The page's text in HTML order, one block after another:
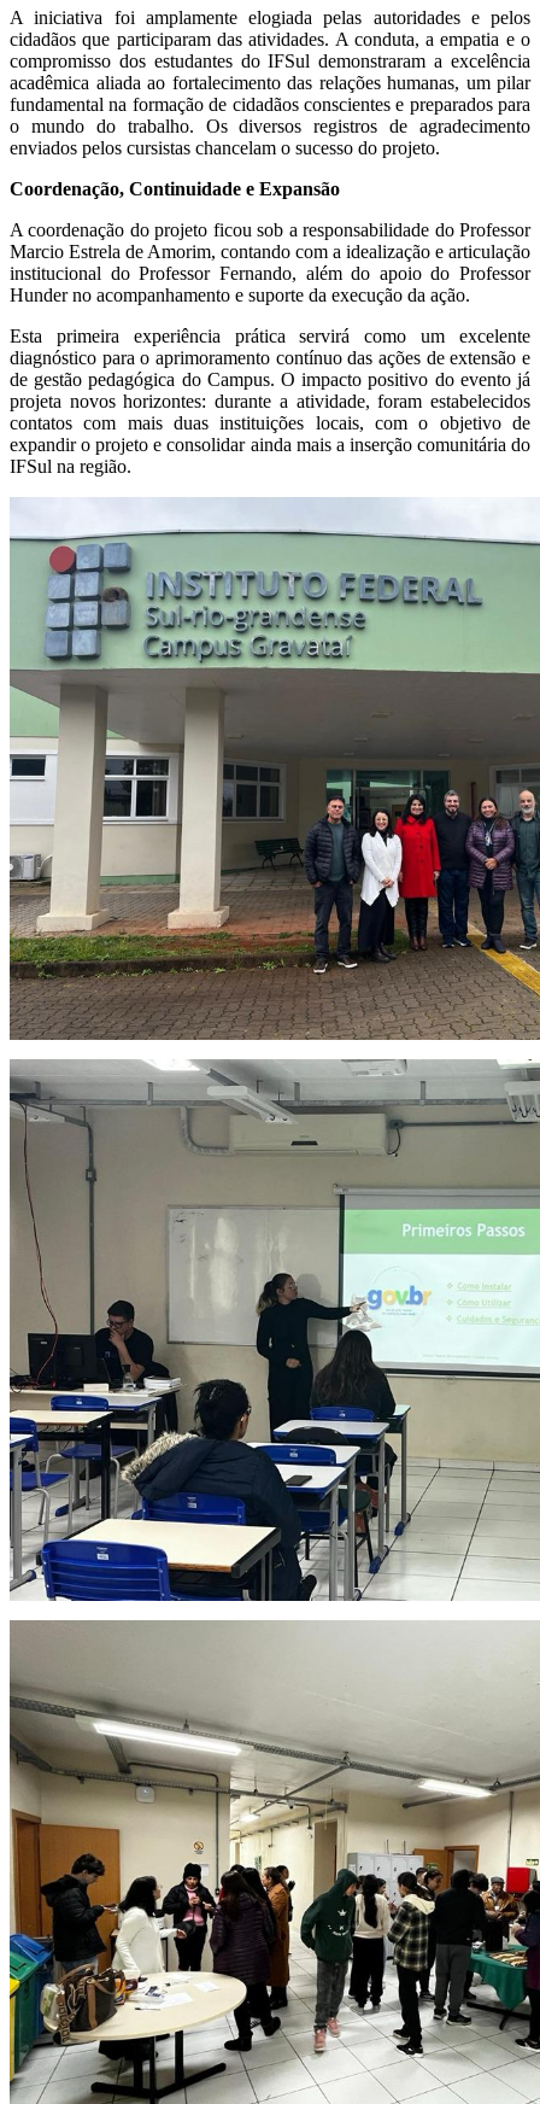
A iniciativa foi amplamente elogiada pelas autoridades e pelos
cidadãos que participaram das atividades. A conduta, a empatia e o
compromisso dos estudantes do IFSul demonstraram a excelência
acadêmica aliada ao fortalecimento das relações humanas, um pilar
fundamental na formação de cidadãos conscientes e preparados para
o mundo do trabalho. Os diversos registros de agradecimento
enviados pelos cursistas chancelam o sucesso do projeto.
Coordenação, Continuidade e Expansão
A coordenação do projeto ficou sob a responsabilidade do Professor
Marcio Estrela de Amorim, contando com a idealização e articulação
institucional do Professor Fernando, além do apoio do Professor
Hunder no acompanhamento e suporte da execução da ação.
Esta primeira experiência prática servirá como um excelente
diagnóstico para o aprimoramento contínuo das ações de extensão e
de gestão pedagógica do Campus. O impacto positivo do evento já
projeta novos horizontes: durante a atividade, foram estabelecidos
contatos com mais duas instituições locais, com o objetivo de
expandir o projeto e consolidar ainda mais a inserção comunitária do
IFSul na região.